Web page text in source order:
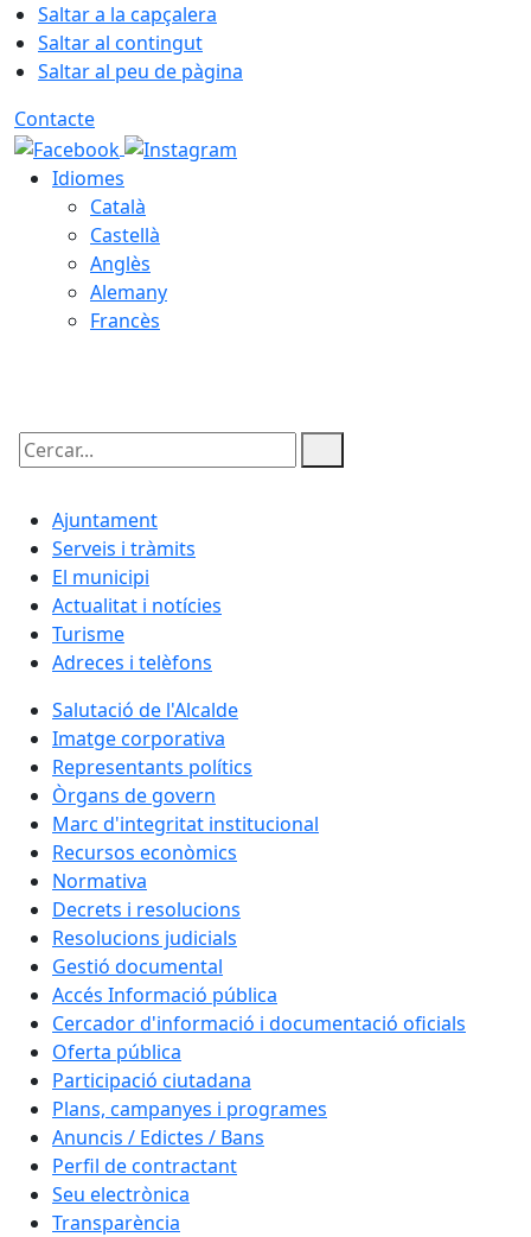
Saltar a la capçalera
Saltar al contingut
Saltar al peu de pàgina
Contacte
Idiomes
Català
Castellà
Anglès
Alemany
Francès
Cercar:
Ajuntament
Serveis i tràmits
El municipi
Actualitat i notícies
Turisme
Adreces i telèfons
Salutació de l'Alcalde
Imatge corporativa
Representants polítics
Òrgans de govern
Marc d'integritat institucional
Recursos econòmics
Normativa
Decrets i resolucions
Resolucions judicials
Gestió documental
Accés Informació pública
Cercador d'informació i documentació oficials
Oferta pública
Participació ciutadana
Plans, campanyes i programes
Anuncis / Edictes / Bans
Perfil de contractant
Seu electrònica
Transparència